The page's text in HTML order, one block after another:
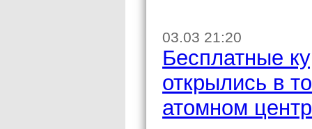
03.03 21:20
Бесплатные
открылись в
атомном